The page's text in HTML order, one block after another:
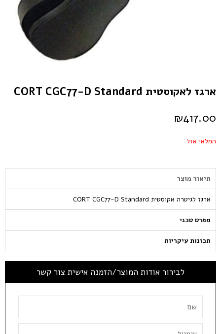
ארגז לאקוסטית CORT CGC77-D Standard
₪417.00
המלאי אזל
תיאור מוצר
ארגז לגיטרה אקוסטית CORT CGC77-D Standard
מפרט טכני
תכונות עיקריות
לבירור אודות המוצר/הזמנה אישית צור קשר